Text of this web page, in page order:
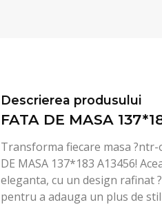
Descrierea produsului
FATA DE MASA
Transforma fiecare masa ?ntr-
DE MASA 137*183 A13456!
eleganta, cu un design rafinat
pentru a adauga un plus de